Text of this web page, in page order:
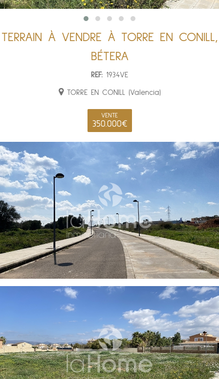
TERRAIN À VENDRE À TORRE EN CONILL,
BÉTERA
REF: 1934VE
TORRE EN CONILL (Valencia)
VENTE
350.000€